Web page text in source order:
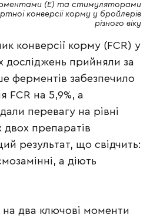
(E) та стимуляторами
конверсії корму у бройлерів
різного віку
конверсії корму (FCR) у
досліджень прийняли за
ферментів забезпечило
FCR на 5,9%, а
перевагу на рівні
препаратів
результат, що свідчить:
а діють
на два ключові моменти